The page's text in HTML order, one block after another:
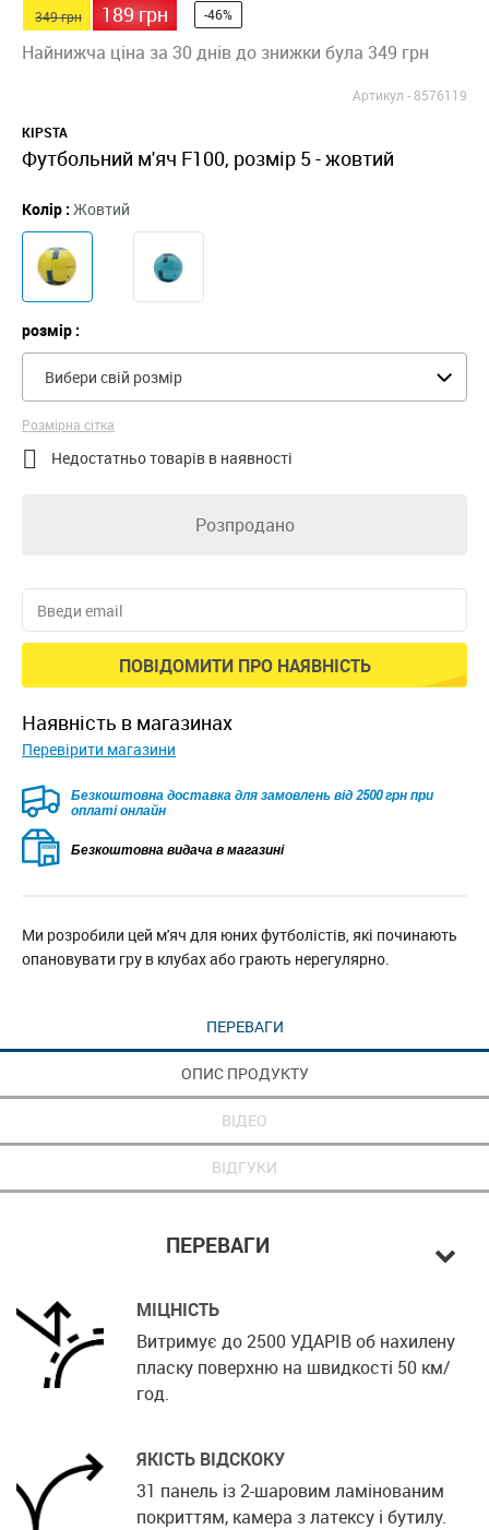
349 грн 189 грн -46%
Найнижча ціна за 30 днів до знижки була 349 грн
Артикул -8576119
KIPSTA
Футбольний м'яч F100, розмір 5 - жовтий
Колір : Жовтий
розмір :
Вибери свій розмір
Розмірна сітка
 Недостатньо товарів в наявності
Розпродано
ПОВІДОМИТИ ПРО НАЯВНІСТЬ
наявність в магазинах
Перевірити магазини
Безкоштовна доставка для замовлень від 2500 грн при
оплаті онлайн
Безкоштовна видача в магазині
Ми розробили цей м'яч для юних футболістів, які починають
опановувати гру в клубах або грають нерегулярно.
ПЕРЕВАГИ
ОПИС ПРОДУКТУ
ВІДЕО
ВІДГУКИ
ПЕРЕВАГИ
МІЦНІСТЬ
Витримує до 2500 УДАРІВ об нахилену
пласку поверхню на швидкості 50 км/
год.
ЯКІСТЬ ВІДСКОКУ
31 панель із 2-шаровим ламінованим
покриттям, камера з латексу і бутилу.